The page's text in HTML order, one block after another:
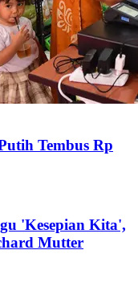
Tembus Rp
'Kesepian Kita',
Mutter